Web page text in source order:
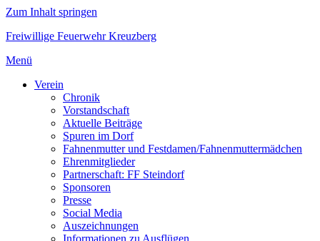
Zum Inhalt springen
Freiwillige Feuerwehr Kreuzberg
Menü
Verein
Chronik
Vorstandschaft
Aktuelle Beiträge
Spuren im Dorf
Fahnenmutter und Festdamen/Fahnenmuttermädchen
Ehrenmitglieder
Partnerschaft: FF Steindorf
Sponsoren
Presse
Social Media
Auszeichnungen
Informationen zu Ausflügen